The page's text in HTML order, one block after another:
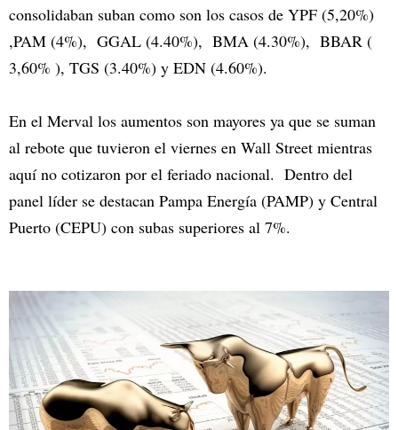
consolidaban suban como son los casos de YPF (5,20%)
,PAM (4%), GGAL (4.40%), BMA (4.30%), BBAR (
3,60% ), TGS (3.40%) y EDN (4.60%).
En el Merval los aumentos son mayores ya que se suman
al rebote que tuvieron el viernes en Wall Street mientras
aquí no cotizaron por el feriado nacional. Dentro del
panel líder se destacan Pampa Energía (PAMP) y Central
Puerto (CEPU) con subas superiores al 7%.